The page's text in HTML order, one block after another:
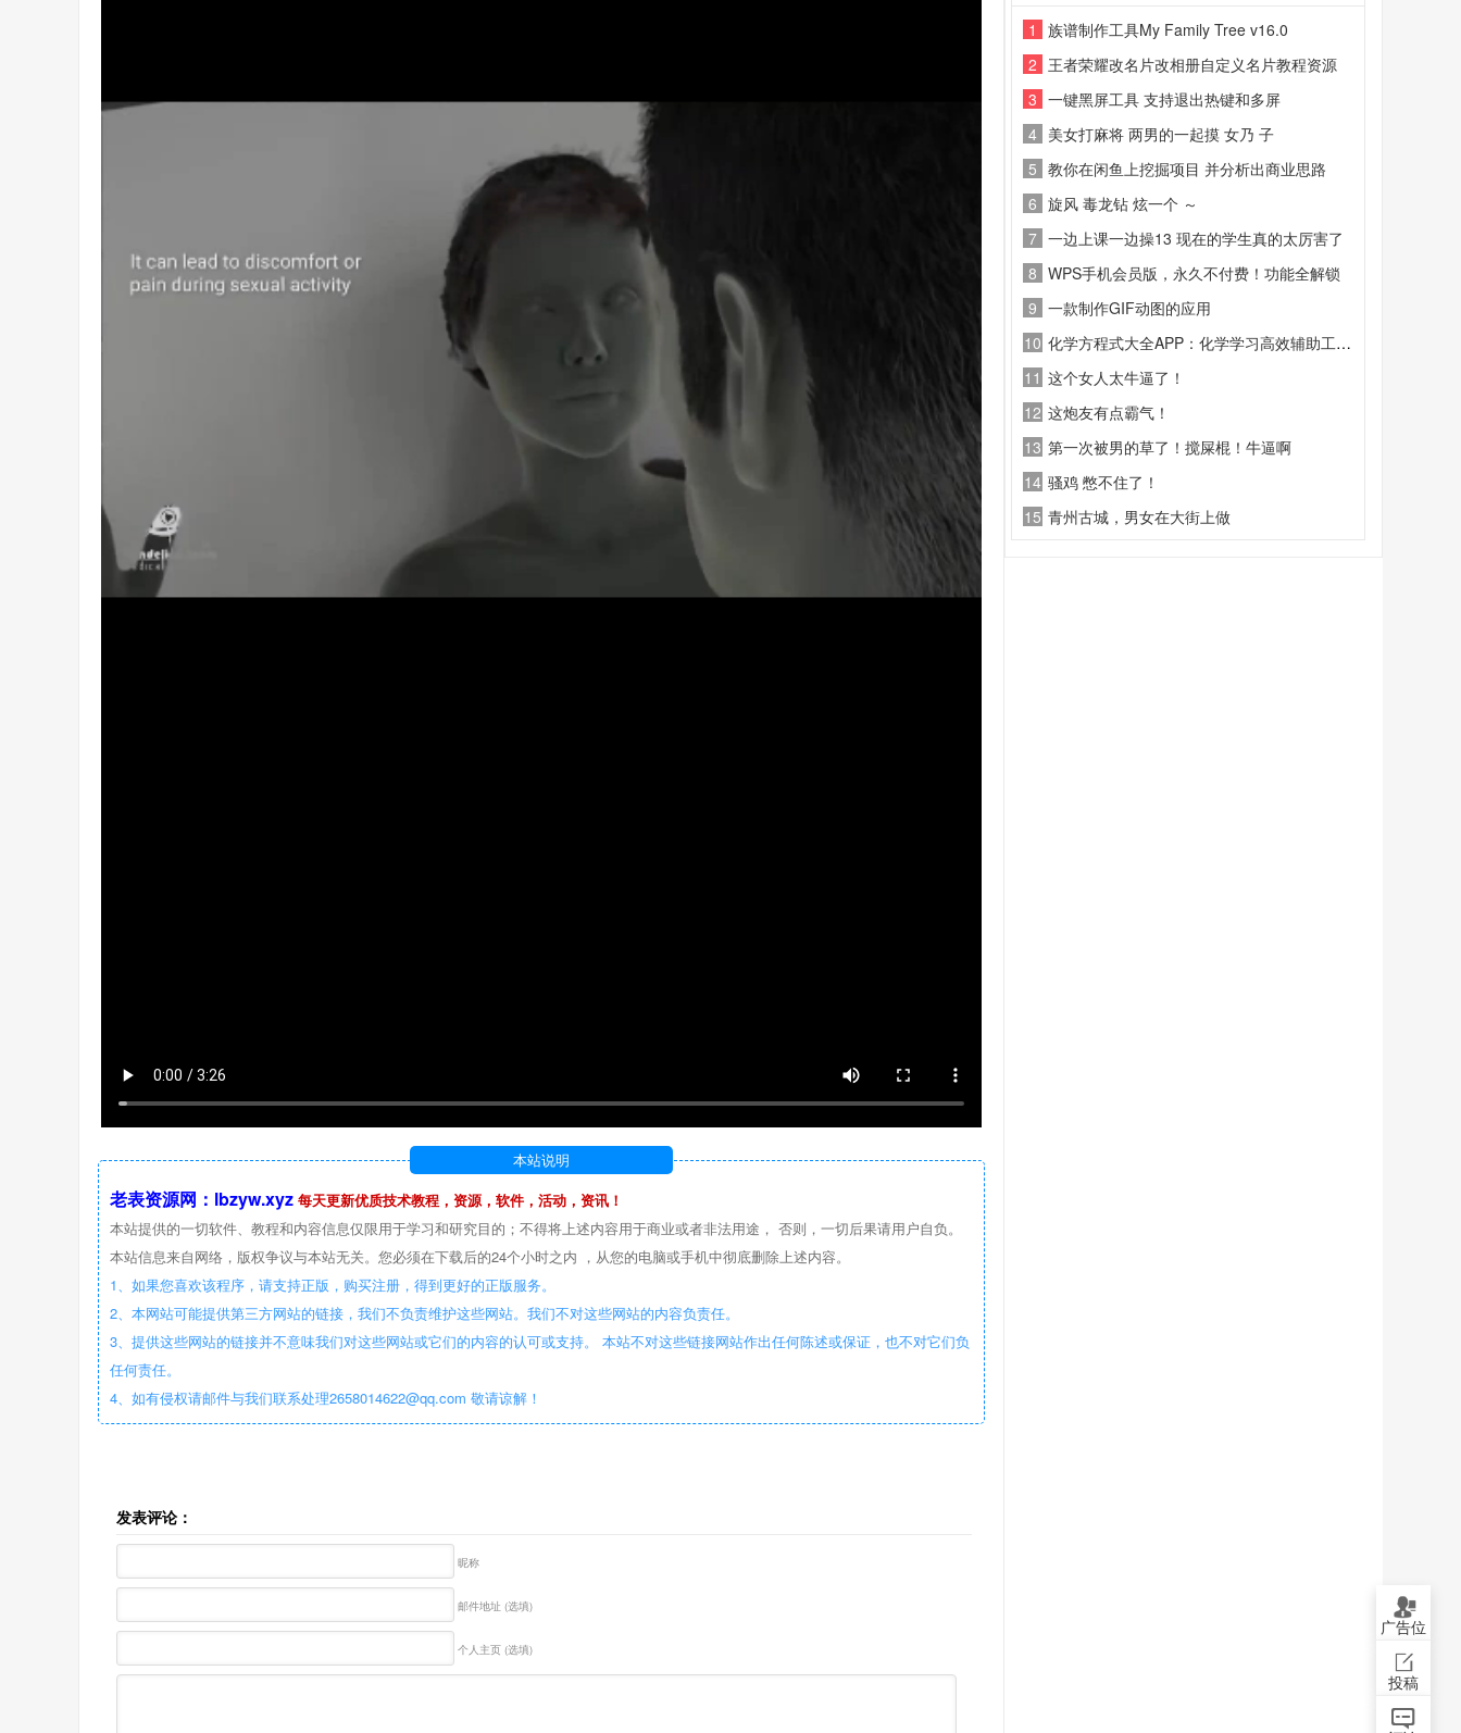
本站说明
老表资源网：lbzyw.xyz 每天更新优质技术教程，资源，软件，活动，资讯！
本站提供的一切软件、教程和内容信息仅限用于学习和研究目的；不得将上述内容用于商业或者非法用途， 否则，一切后果请用户自负。
本站信息来自网络，版权争议与本站无关。您必须在下载后的24个小时之内 ，从您的电脑或手机中彻底删除上述内容。
1、如果您喜欢该程序，请支持正版，购买注册，得到更好的正版服务。
2、本网站可能提供第三方网站的链接，我们不负责维护这些网站。我们不对这些网站的内容负责任。
3、提供这些网站的链接并不意味我们对这些网站或它们的内容的认可或支持。 本站不对这些链接网站作出任何陈述或保证，也不对它们负
任何责任。
4、如有侵权请邮件与我们联系处理2658014622@qq.com 敬请谅解！
发表评论：
昵称
邮件地址 (选填)
个人主页 (选填)
1
族谱制作工具My Family Tree v16.0
2 王者荣耀改名片改相册自定义名片教程资源
3 一键黑屏工具 支持退出热键和多屏
4 美女打麻将 两男的一起摸 女乃 子
5 教你在闲鱼上挖掘项目 并分析出商业思路
6 旋风 毒龙钻 炫一个 ～
7 一边上课一边操13 现在的学生真的太厉害了
8 WPS手机会员版，永久不付费！功能全解锁
9 一款制作GIF动图的应用
10 化学方程式大全APP：化学学习高效辅助工具！
11 这个女人太牛逼了！
12 这炮友有点霸气！
13 第一次被男的草了！搅屎棍！牛逼啊
14 骚鸡 憋不住了！
15 青州古城，男女在大街上做
广告位
投稿